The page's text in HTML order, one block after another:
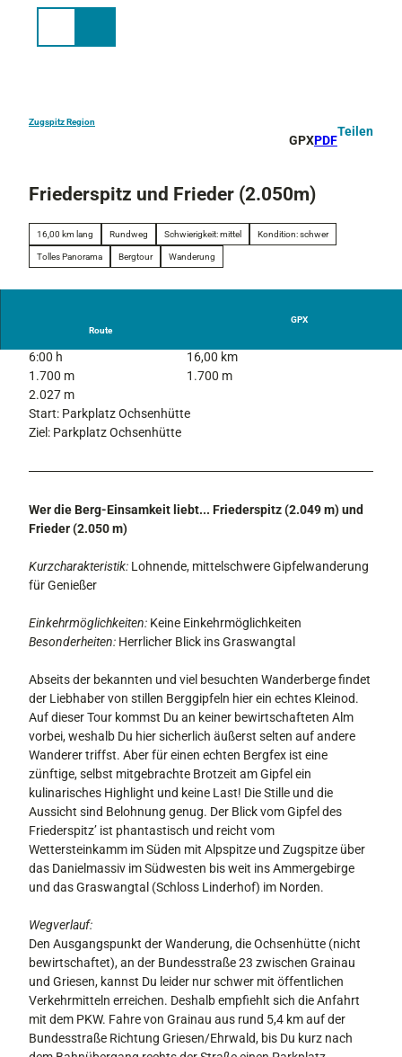
Zugspitz Region
GPXPDF
Teilen
Friederspitz und Frieder (2.050m)
16,00 km lang Rundweg Schwierigkeit: mittel Kondition: schwer
Tolles Panorama Bergtour Wanderung
Route
GPX
6:00 h
16,00 km
1.700 m
1.700 m
2.027 m
Start: Parkplatz Ochsenhütte
Ziel: Parkplatz Ochsenhütte
Wer die Berg-Einsamkeit liebt... Friederspitz (2.049 m) und
Frieder (2.050 m)
Kurzcharakteristik: Lohnende, mittelschwere Gipfelwanderung
für Genießer
Einkehrmöglichkeiten: Keine Einkehrmöglichkeiten
Besonderheiten: Herrlicher Blick ins Graswangtal
Abseits der bekannten und viel besuchten Wanderberge findet
der Liebhaber von stillen Berggipfeln hier ein echtes Kleinod.
Auf dieser Tour kommst Du an keiner bewirtschafteten Alm
vorbei, weshalb Du hier sicherlich äußerst selten auf andere
Wanderer triffst. Aber für einen echten Bergfex ist eine
zünftige, selbst mitgebrachte Brotzeit am Gipfel ein
kulinarisches Highlight und keine Last! Die Stille und die
Aussicht sind Belohnung genug. Der Blick vom Gipfel des
Friederspitz’ ist phantastisch und reicht vom
Wettersteinkamm im Süden mit Alpspitze und Zugspitze über
das Danielmassiv im Südwesten bis weit ins Ammergebirge
und das Graswangtal (Schloss Linderhof) im Norden.
Wegverlauf:
Den Ausgangspunkt der Wanderung, die Ochsenhütte (nicht
bewirtschaftet), an der Bundesstraße 23 zwischen Grainau
und Griesen, kannst Du leider nur schwer mit öffentlichen
Verkehrmitteln erreichen. Deshalb empfiehlt sich die Anfahrt
mit dem PKW. Fahre von Grainau aus rund 5,4 km auf der
Bundesstraße Richtung Griesen/Ehrwald, bis Du kurz nach